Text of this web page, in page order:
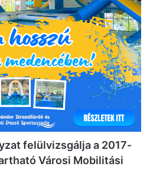
felülvizsgálja a 2017-
Városi Mobilitási